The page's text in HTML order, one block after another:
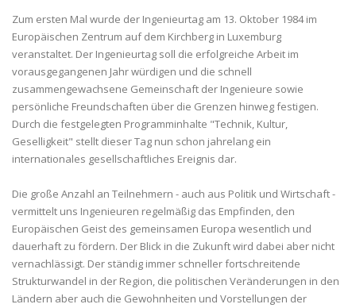
Zum ersten Mal wurde der Ingenieurtag am 13. Oktober 1984 im
Europäischen Zentrum auf dem Kirchberg in Luxemburg
veranstaltet. Der Ingenieurtag soll die erfolgreiche Arbeit im
vorausgegangenen Jahr würdigen und die schnell
zusammengewachsene Gemeinschaft der Ingenieure sowie
persönliche Freundschaften über die Grenzen hinweg festigen.
Durch die festgelegten Programminhalte "Technik, Kultur,
Geselligkeit" stellt dieser Tag nun schon jahrelang ein
internationales gesellschaftliches Ereignis dar.
Die große Anzahl an Teilnehmern - auch aus Politik und Wirtschaft -
vermittelt uns Ingenieuren regelmäßig das Empfinden, den
Europäischen Geist des gemeinsamen Europa wesentlich und
dauerhaft zu fördern. Der Blick in die Zukunft wird dabei aber nicht
vernachlässigt. Der ständig immer schneller fortschreitende
Strukturwandel in der Region, die politischen Veränderungen in den
Ländern aber auch die Gewohnheiten und Vorstellungen der